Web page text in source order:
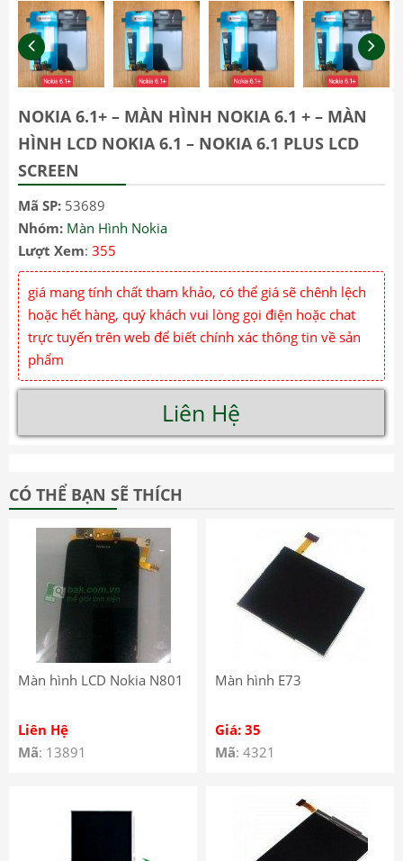
NOKIA 6.1+ – MÀN HÌNH NOKIA 6.1 + – MÀN
HÌNH LCD NOKIA 6.1 – NOKIA 6.1 PLUS LCD
SCREEN
Mã SP: 53689
Nhóm: Màn Hình Nokia
Lượt Xem: 355
giá mang tính chất tham khảo, có thể giá sẽ chênh lệch
hoặc hết hàng, quý khách vui lòng gọi điện hoặc chat
trực tuyến trên web để biết chính xác thông tin về sản
phẩm
Liên Hệ
CÓ THỂ BẠN SẼ THÍCH
Màn hình LCD Nokia N801
Liên Hệ
Mã: 13891
Màn hình E73
Giá: 35
Mã: 4321